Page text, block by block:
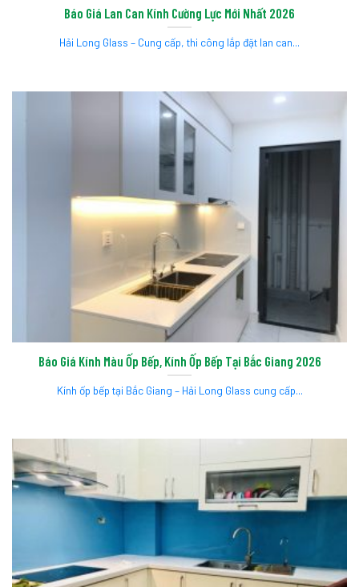
Báo Giá Lan Can Kính Cường Lực Mới Nhất 2026
Hải Long Glass – Cung cấp, thi công lắp đặt lan can...
Báo Giá Kính Màu Ốp Bếp, Kính Ốp Bếp Tại Bắc Giang 2026
Kính ốp bếp tại Bắc Giang – Hải Long Glass cung cấp...